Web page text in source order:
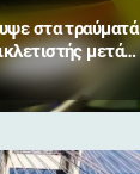
στα τραύματά
μετά